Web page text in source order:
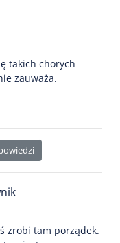
takich chorych
zauważa.
zrobi tam porządek.